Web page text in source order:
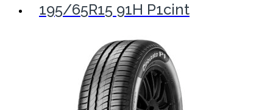
195/65R15 91H P1cint